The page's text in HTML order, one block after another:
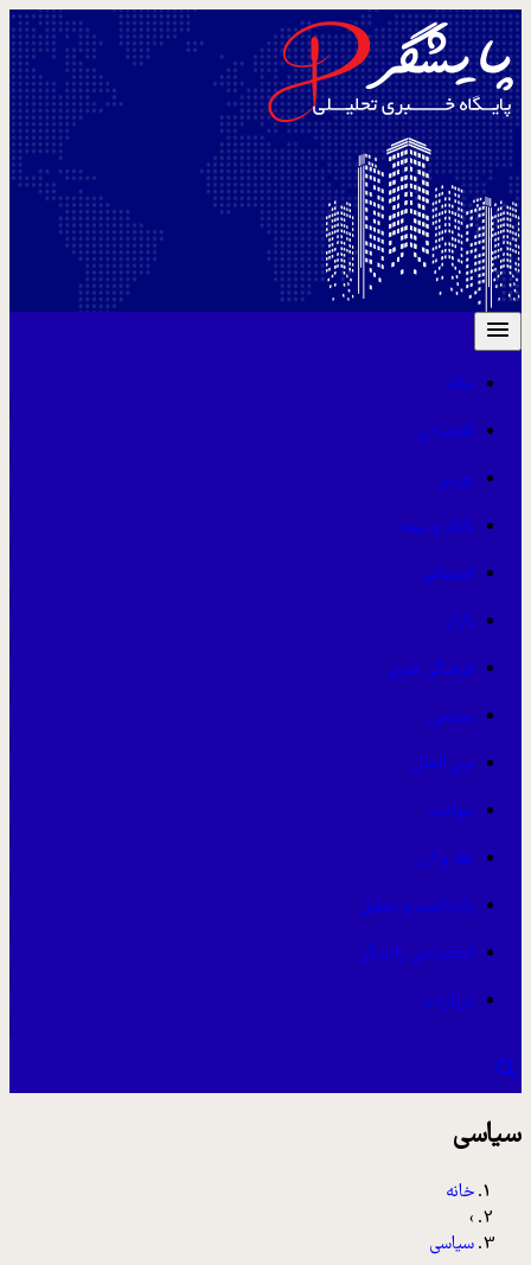
خانه
اقتصادی
بورس
بانک و بیمه
اجتماعی
بازار
فرهنگی هنری
سیاسی
بین الملل
حوادث
طلا و ارز
یادداشت و تحلیل
اختصاصی پایشگر
درباره ما
سیاسی
خانه
›
سیاسی